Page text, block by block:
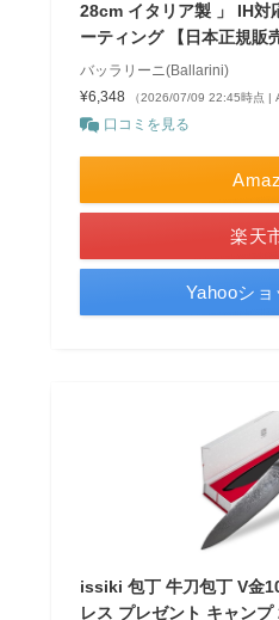
28cm イタリア製 」 IH対
ーティング 【日本正規販
バッラリーニ(Ballarini)
¥6,348
（2026/07/09 22:45時点 |
口コミを見る
楽天
Yahooシ
issiki 包丁 牛刀包丁 V金
レス プレゼント キャンプ